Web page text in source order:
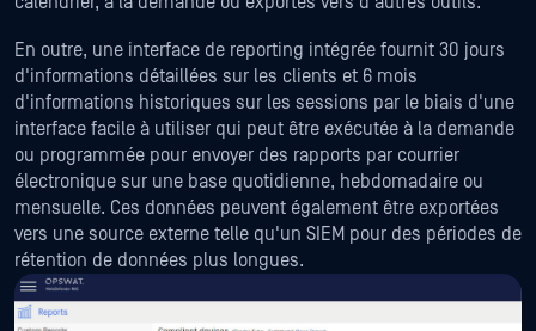
En outre, une interface de reporting intégrée fournit 30 jours
d'informations détaillées sur les clients et 6 mois
d'informations historiques sur les sessions par le biais d'une
interface facile à utiliser qui peut être exécutée à la demande
ou programmée pour envoyer des rapports par courrier
électronique sur une base quotidienne, hebdomadaire ou
mensuelle. Ces données peuvent également être exportées
vers une source externe telle qu'un SIEM pour des périodes de
rétention de données plus longues.